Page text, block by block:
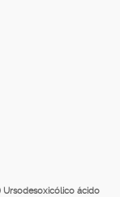
Ursodesoxicólico ácido